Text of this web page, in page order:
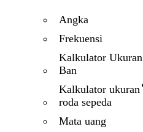
Angka
Frekuensi
Kalkulator Ukuran
Ban
Kalkulator ukuran
roda sepeda
Mata uang